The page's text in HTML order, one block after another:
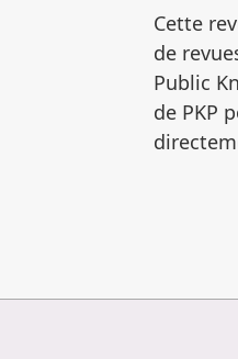
Cette
de
Public
de PKP